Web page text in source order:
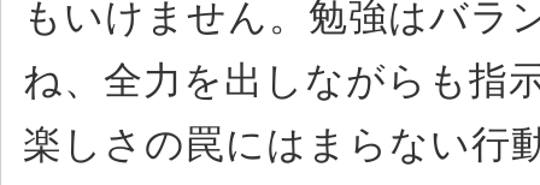
もいけません。勉強はバラ
ね、全力を出しながらも指
楽しさの罠にはまらない行